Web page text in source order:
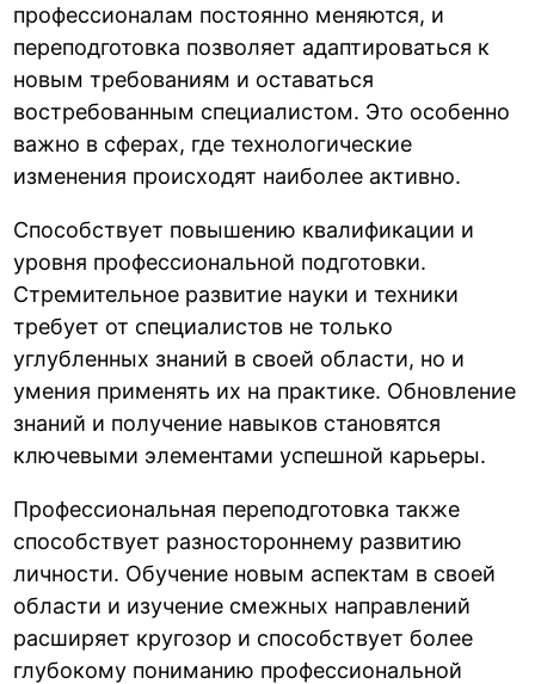
профессионалам постоянно меняются, и
переподготовка позволяет адаптироваться к
новым требованиям и оставаться
востребованным специалистом. Это особенно
важно в сферах, где технологические
изменения происходят наиболее активно.
Способствует повышению квалификации и
уровня профессиональной подготовки.
Стремительное развитие науки и техники
требует от специалистов не только
углубленных знаний в своей области, но и
умения применять их на практике. Обновление
знаний и получение навыков становятся
ключевыми элементами успешной карьеры.
Профессиональная переподготовка также
способствует разностороннему развитию
личности. Обучение новым аспектам в своей
области и изучение смежных направлений
расширяет кругозор и способствует более
глубокому пониманию профессиональной